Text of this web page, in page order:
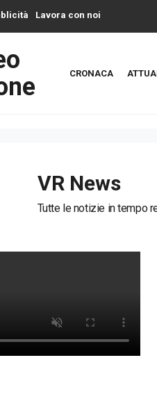
Lavora con noi
CRONACA
VR News
Tutte le notizie in tempo